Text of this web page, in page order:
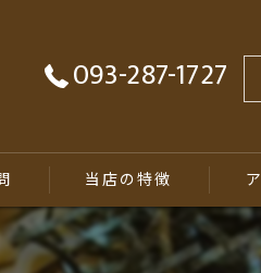
093-287-1727
当店の特徴
煮干しラーメン